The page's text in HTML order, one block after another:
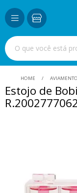
HOME
Estojo de